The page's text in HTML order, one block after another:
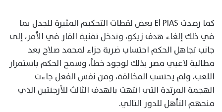
كما رصدت El PIAS بعض لقطات التحكيم المثيرة للجدل بما
في ذلك إلغاء هدف زيكو، وتدخل تقنية الفار في الأمر، إلى
جانب تجاهل الحكم احتساب ضربة جزاء لمحمد صلاح بعد
مطالبة لاعبي مصر بذلك لوجود خطأ، وسمح الحكم باستمرار
اللعب، ولم يحتسب المخالفة، ومن نفس الفعل جاءت
الهجمة المرتدة التي انتهت بالهدف الثالث للأرجنتين الذي
منحهم التأهل للدور التالي.